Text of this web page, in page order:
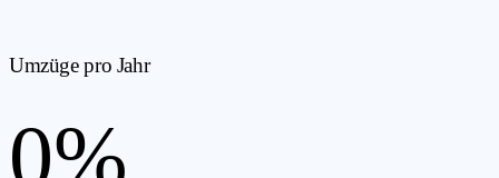
Umzüge pro Jahr
0%